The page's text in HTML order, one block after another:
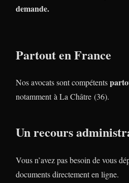
demande.
Partout en France
Nos avocats sont compétents
notamment à La Châtre (36).
Un recours
Vous n’avez pas besoin de vous
documents directement en ligne.